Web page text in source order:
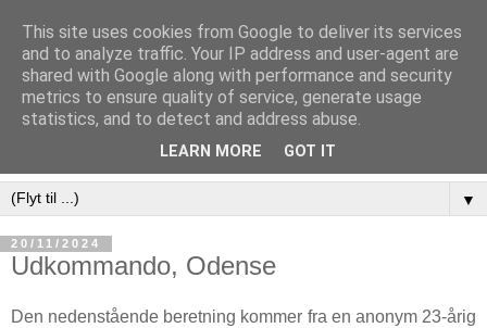
▼
20/11/2024
Udkommando, Odense
Den nedenstående beretning kommer fra en anonym 23-årig
This site uses cookies from Google to deliver its services
and to analyze traffic. Your IP address and user-agent are
shared with Google along with performance and security
metrics to ensure quality of service, generate usage
statistics, and to detect and address abuse.
LEARN MORE GOT IT